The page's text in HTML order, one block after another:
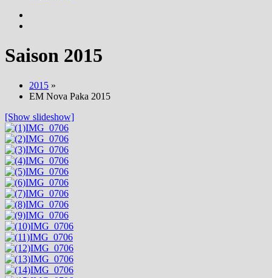
Saison 2015
2015 »
EM Nova Paka 2015
[Show slideshow]